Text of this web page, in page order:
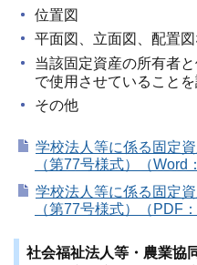
位置図
平面図、立面図、配置図
当該固定資産の所有者
で使用させていること
その他
学校法人等に係る固定
（第77号様式）（Word
学校法人等に係る固定
（第77号様式）（PDF
社会福祉法人等・農業協